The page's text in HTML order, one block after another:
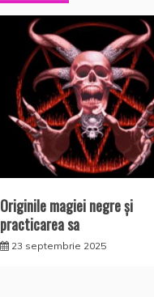
Originile magiei negre şi
practicarea sa
23 septembrie 2025